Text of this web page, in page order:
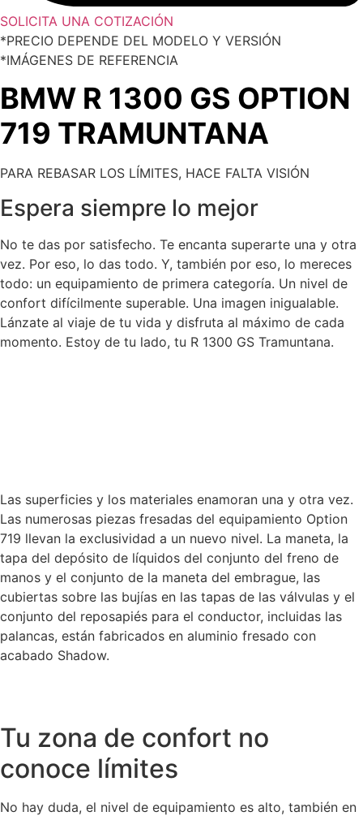
SOLICITA UNA COTIZACIÓN
*PRECIO DEPENDE DEL MODELO Y VERSIÓN
*IMÁGENES DE REFERENCIA
BMW R 1300 GS OPTION
719 TRAMUNTANA
PARA REBASAR LOS LÍMITES, HACE FALTA VISIÓN
Espera siempre lo mejor
No te das por satisfecho. Te encanta superarte una y otra
vez. Por eso, lo das todo. Y, también por eso, lo mereces
todo: un equipamiento de primera categoría. Un nivel de
confort difícilmente superable. Una imagen inigualable.
Lánzate al viaje de tu vida y disfruta al máximo de cada
momento. Estoy de tu lado, tu R 1300 GS Tramuntana.
Las superficies y los materiales enamoran una y otra vez.
Las numerosas piezas fresadas del equipamiento Option
719 llevan la exclusividad a un nuevo nivel. La maneta, la
tapa del depósito de líquidos del conjunto del freno de
manos y el conjunto de la maneta del embrague, las
cubiertas sobre las bujías en las tapas de las válvulas y el
conjunto del reposapiés para el conductor, incluidas las
palancas, están fabricados en aluminio fresado con
acabado Shadow.
Tu zona de confort no
conoce límites
No hay duda, el nivel de equipamiento es alto, también en